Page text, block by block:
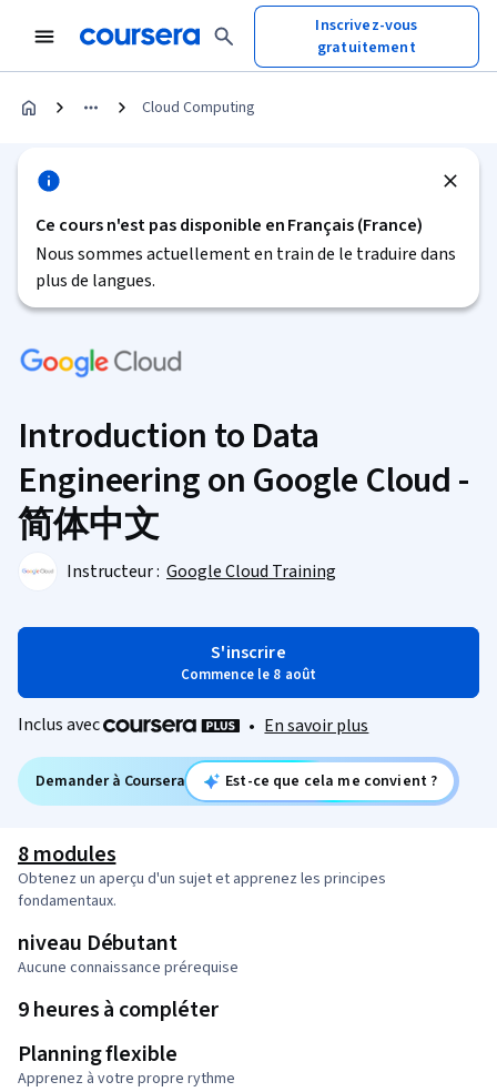
Inscrivez-vous
gratuitement
Cloud Computing
Ce cours n'est pas disponible en Français (France)
Nous sommes actuellement en train de le traduire dans
plus de langues.
Introduction to Data
Engineering on Google Cloud -
简体中文
Instructeur : Google Cloud Training
S'inscrire
Commence le 8 août
Inclus avec • En savoir plus
Demander à Coursera Est-ce que cela me convient ?
8 modules
Obtenez un aperçu d'un sujet et apprenez les principes
fondamentaux.
niveau Débutant
Aucune connaissance prérequise
9 heures à compléter
Planning flexible
Apprenez à votre propre rythme